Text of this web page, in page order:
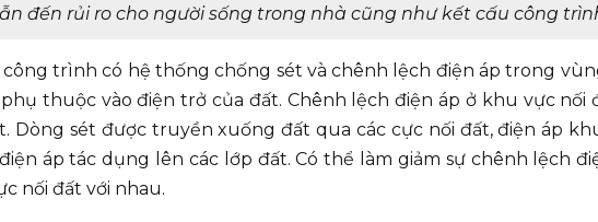
đến rủi ro cho người sống trong nhà cũng như kết cấu công
trình có hệ thống chống sét và chênh lệch điện áp trong
thuộc vào điện trở của đất. Chênh lệch điện áp ở khu vực nối
Dòng sét được truyền xuống đất qua các cực nối đất, điện áp
áp tác dụng lên các lớp đất. Có thể làm giảm sự chênh lệch
nối đất với nhau.